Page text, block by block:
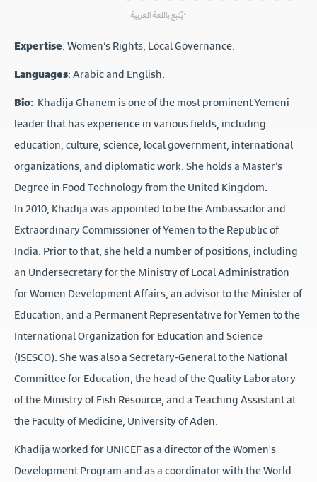
يٌتبع باللغة العربية*
Expertise: Women’s Rights, Local Governance.
Languages: Arabic and English.
Bio: Khadija Ghanem is one of the most prominent Yemeni
leader that has experience in various fields, including
education, culture, science, local government, international
organizations, and diplomatic work. She holds a Master’s
Degree in Food Technology from the United Kingdom.
In 2010, Khadija was appointed to be the Ambassador and
Extraordinary Commissioner of Yemen to the Republic of
India. Prior to that, she held a number of positions, including
an Undersecretary for the Ministry of Local Administration
for Women Development Affairs, an advisor to the Minister of
Education, and a Permanent Representative for Yemen to the
International Organization for Education and Science
(ISESCO). She was also a Secretary-General to the National
Committee for Education, the head of the Quality Laboratory
of the Ministry of Fish Resource, and a Teaching Assistant at
the Faculty of Medicine, University of Aden.
Khadija worked for UNICEF as a director of the Women's
Development Program and as a coordinator with the World